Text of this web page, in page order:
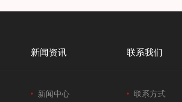
新闻资讯
新闻中心
联系我们
联系方式